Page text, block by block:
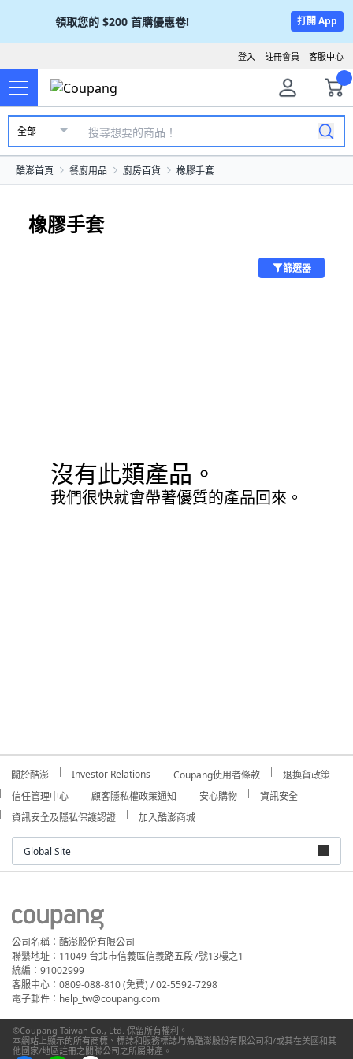
領取您的 $200 首購優惠卷! 打開 App
客服中心
註冊會員
登入
全部
酷澎首頁 餐廚用品 廚房百貨 橡膠手套
橡膠手套
篩選器
沒有此類產品。
我們很快就會帶著優質的產品回來。
關於酷澎 Investor Relations Coupang使用者條款
退換貨政策
信任管理中心
顧客隱私權政策通知 安心購物
資訊安全
資訊安全及隱私保護認證
加入酷澎商城
Global Site
公司名稱：酷澎股份有限公司
聯繫地址：11049 台北市信義區信義路五段7號13樓之1
統編：91002999
客服中心：0809-088-810 (免費) / 02-5592-7298
電子郵件：help_tw@coupang.com
©Coupang Taiwan Co., Ltd. 保留所有權利。
本網站上顯示的所有商標、標誌和服務標誌均為酷澎股份有限公司和/或其在美國和其
他國家/地區註冊之關聯公司之所屬財產。